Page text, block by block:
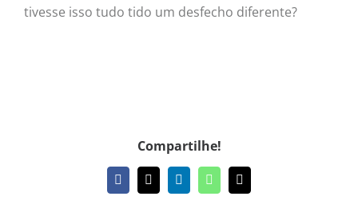
tivesse isso tudo tido um desfecho diferente?
Compartilhe!
Facebook
X LinkedInWhatsApp
E-
mail